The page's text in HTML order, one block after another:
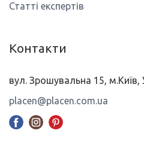
Статті експертів
Контакти
вул. Зрошувальна 15, м.Київ,
placen@placen.com.ua